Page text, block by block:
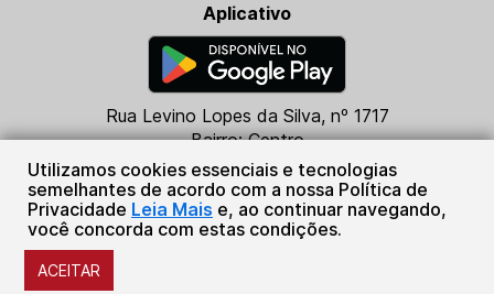
Utilizamos cookies essenciais e tecnologias
semelhantes de acordo com a nossa Política de
Privacidade Leia Mais e, ao continuar navegando,
você concorda com estas condições.
ACEITAR
Rua Levino Lopes da Silva, nº 1717
Bairro: Centro
CEP: 79760-000
Batayporã - MS
(67) 99684-5316
Aplicativo